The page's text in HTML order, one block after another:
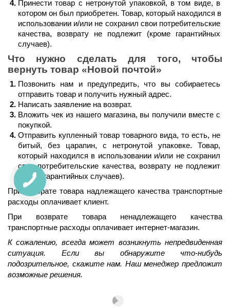
Принести товар с нетронутой упаковкой, в том виде, в
котором он был приобретен. Товар, который находился в
использовании и/или не сохранил свои потребительские
качества, возврату не подлежит (кроме гарантийных
случаев).
Что нужно сделать для того, чтобы
вернуть товар «Новой почтой»
Позвонить нам и предупредить, что вы собираетесь
отправить товар и получить нужный адрес.
Написать заявление на возврат.
Вложить чек из нашего магазина, вы получили вместе с
покупкой.
Отправить купленный товар товарного вида, то есть, не
битый, без царапин, с нетронутой упаковке. Товар,
который находился в использовании и/или не сохранил
свои потребительские качества, возврату не подлежит
(кроме гарантийных случаев).
При возврате товара надлежащего качества транспортные
расходы оплачивает клиент.
При возврате товара ненадлежащего качества
транспортные расходы оплачивает интернет-магазин.
К сожалению, всегда может возникнуть непредвиденная
ситуация. Если вы обнаружите что-нибудь
подозрительное, скажите нам. Наш менеджер предложит
возможные решения.